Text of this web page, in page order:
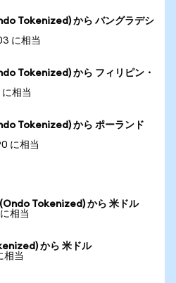
Tokenized) から バングラデシ
に相当
Tokenized) から フィリピン・
に相当
Tokenized) から ポーランド
に相当
Tokenized) から 米ドル
相当
から 米ドル
相当